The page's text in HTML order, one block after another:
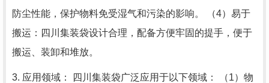
防尘性能，保护物料免受湿气和污染的影响。 （4）易于
搬运：四川集装袋设计合理，配备方便牢固的提手，便于
搬运、装卸和堆放。
3. 应用领域： 四川集装袋广泛应用于以下领域： （1）物